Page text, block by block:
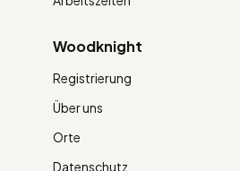
Woodknight
Registrierung
Über uns
Orte
Datenschutz